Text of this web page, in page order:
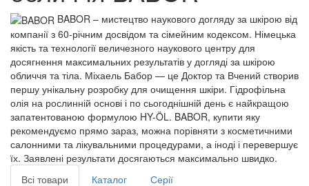
BABOR – мистецтво наукового догляду за шкірою від
компанії з 60-річним досвідом та сімейним кодексом. Німецька
якість та технології величезного наукового центру для
досягнення максимальних результатів у догляді за шкірою
обличчя та тіла. Міхаель Бабор — це Доктор та Вчений створив
першу унікальну розробку для очищення шкіри. Гідрофільна
олія на рослинній основі і по сьогоднішній день є найкращою
запатентованою формулою HY-ÖL. BABOR, купити яку
рекомендуємо прямо зараз, можна порівняти з косметичними
салонними та лікувальними процедурами, а іноді і перевершує
їх. Заявлені результати досягаються максимально швидко.
Всі товари
Каталог Серії